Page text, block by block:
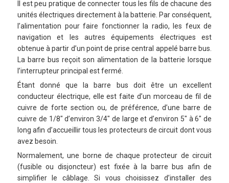
Il est peu pratique de connecter tous les fils de chacune des
unités électriques directement à la batterie. Par conséquent,
l’alimentation pour faire fonctionner la radio, les feux de
navigation et les autres équipements électriques est
obtenue à partir d’un point de prise central appelé barre bus.
La barre bus reçoit son alimentation de la batterie lorsque
l’interrupteur principal est fermé.
Étant donné que la barre bus doit être un excellent
conducteur électrique, elle est faite d’un morceau de fil de
cuivre de forte section ou, de préférence, d’une barre de
cuivre de 1/8″ d’environ 3/4″ de large et d’environ 5″ à 6″ de
long afin d’accueillir tous les protecteurs de circuit dont vous
avez besoin.
Normalement, une borne de chaque protecteur de circuit
(fusible ou disjoncteur) est fixée à la barre bus afin de
simplifier le câblage. Si vous choisissez d’installer des